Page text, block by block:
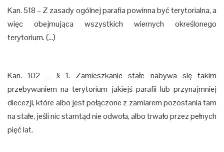
Kan. 518 – Z zasady ogólnej parafia powinna być terytorialna, a
więc obejmująca wszystkich wiernych określonego
terytorium. (…)
Kan. 102 – § 1. Zamieszkanie stałe nabywa się takim
przebywaniem na terytorium jakiejś parafii lub przynajmniej
diecezji, które albo jest połączone z zamiarem pozostania tam
na stałe, jeśli nic stamtąd nie odwoła, albo trwało przez pełnych
pięć lat.